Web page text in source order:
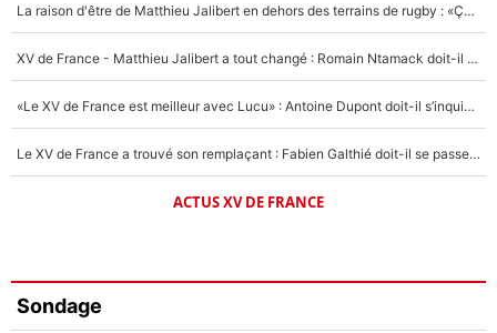
La raison d'être de Matthieu Jalibert en dehors des terrains de rugby : «Ça m'atteint autant que si tu touches à un membre de ma famille»
XV de France - Matthieu Jalibert a tout changé : Romain Ntamack doit-il s’inquiéter pour sa place à un an de la Coupe du monde ?
«Le XV de France est meilleur avec Lucu» : Antoine Dupont doit-il s’inquiéter pour sa place ?
Le XV de France a trouvé son remplaçant : Fabien Galthié doit-il se passer d'Antoine Dupont ?
ACTUS XV DE FRANCE
Sondage